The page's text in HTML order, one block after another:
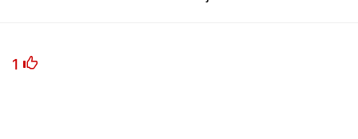
1